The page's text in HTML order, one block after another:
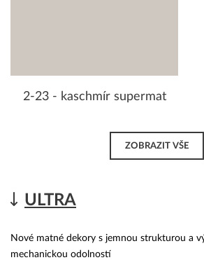
2-23 - kaschmír supermat
ZOBRAZIT VŠE
ULTRA
Nové matné dekory s jemnou strukturou a
mechanickou odolností